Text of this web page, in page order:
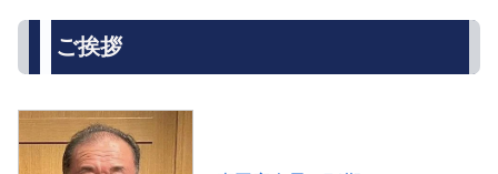
ご挨拶